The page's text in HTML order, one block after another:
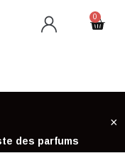
0
Cart
des parfums
×